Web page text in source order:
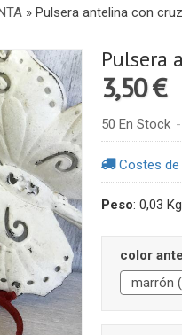
» Pulsera antelina con
Pulsera
3,50 €
50 En Stock -
Costes de
Peso: 0,03 Kg
color